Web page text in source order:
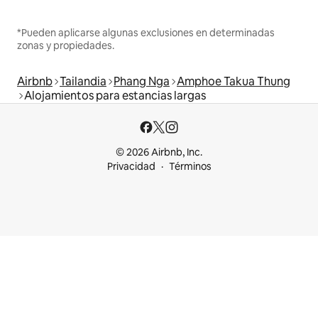
*Pueden aplicarse algunas exclusiones en determinadas
zonas y propiedades.
Airbnb Tailandia Phang Nga Amphoe Takua Thung
Alojamientos para estancias largas
© 2026 Airbnb, Inc.
Privacidad
Términos